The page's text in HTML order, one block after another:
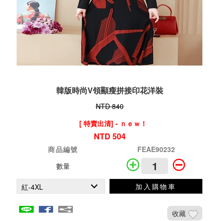
韓版時尚V領顯瘦拼接印花洋裝
NTD 840
[ 特賣出清] - ｎｅｗ！
NTD 504
商品編號
FEAE90232
數量
加入購物車
收藏